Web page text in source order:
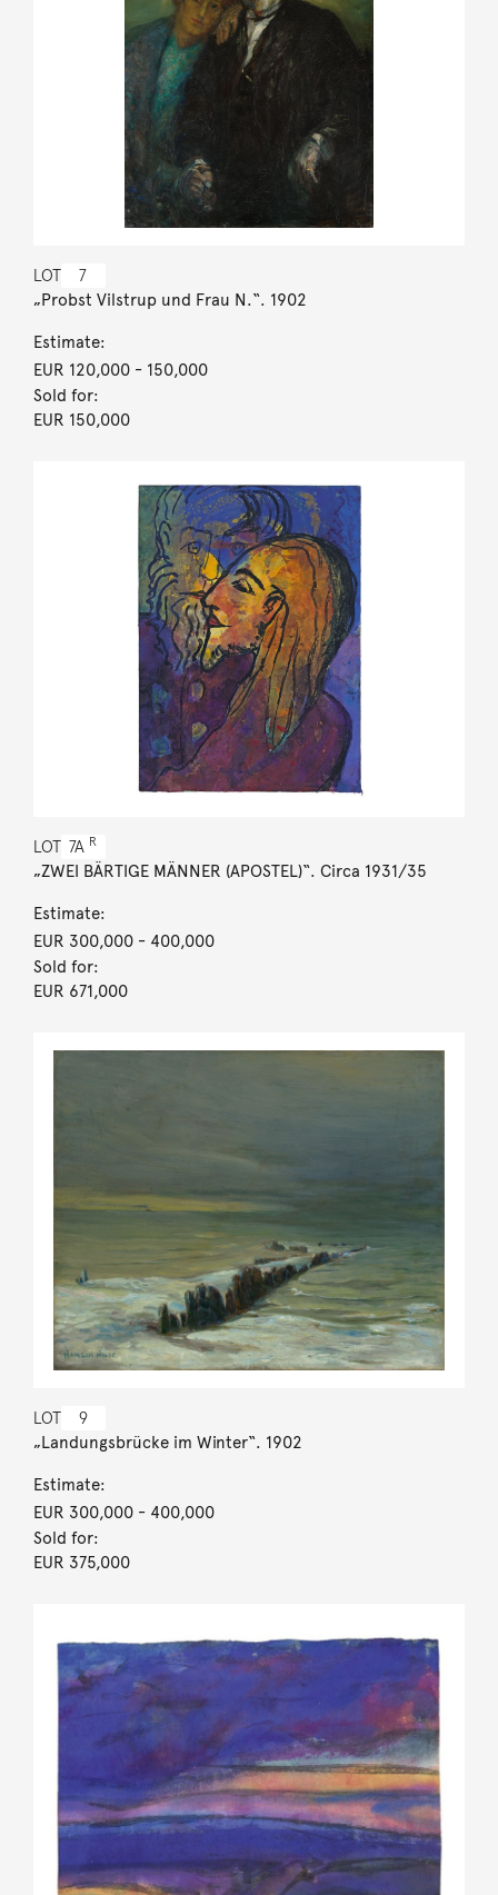
LOT 7
„Probst Vilstrup und Frau N.“. 1902
Estimate:
EUR 120,000- 150,000
Sold for:
EUR 150,000
LOT 7A R
„ZWEI BÄRTIGE MÄNNER (APOSTEL)“. Circa 1931/35
Estimate:
EUR 300,000- 400,000
Sold for:
EUR 671,000
LOT 9
„Landungsbrücke im Winter“. 1902
Estimate:
EUR 300,000- 400,000
Sold for:
EUR 375,000